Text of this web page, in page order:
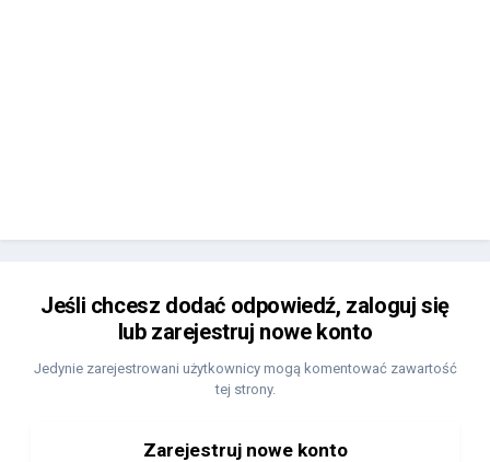
Jeśli chcesz dodać odpowiedź, zaloguj się
lub zarejestruj nowe konto
Jedynie zarejestrowani użytkownicy mogą komentować zawartość
tej strony.
Zarejestruj nowe konto